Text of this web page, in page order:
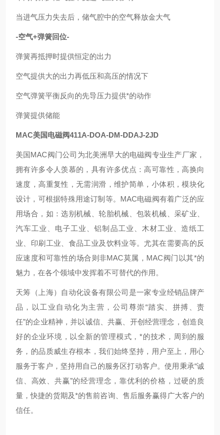
当进气压力失去后，储气腔中的空气释放金大气
-空气+弹簧回位-
弹簧再抵押时提供恒定的出力
空气提供大的出力再低压和高压的情况下
空气弹簧平衡反向的先导压力提供*的动作
弹簧提供储能
MAC美国电磁阀411A-DOA-DM-DDAJ-2JD
美国MAC阀门公司为北美洲早大的电磁阀专业生产厂家，
拥有许多令人羡慕的，具有许多优点：高可靠性，高换向
速度，高重复性，无需润滑，维护简单，小体积，模块化
设计，可根据特殊用途订制等。MAC电磁阀有着广泛的应
用场合，如：选别机械、轮胎机械、包装机械、采矿业、
汽车工业、电子工业、铝制品工业、木材工业、造纸工
业、印刷工业、食品工业及饮料业等。尤其在需要高的反
应速度和可靠性的场合则非MAC莫属，MAC阀门以其*的
魅力，在各个领域中发挥着不可替代的作用。
天筹（上海）自动化设备有限公司是一家专业经销品牌产
品，以工业自动化为主营，公司尊崇“踏实、拼搏、责
任”的企业精神，并以诚信、共赢、开创经营理念，创造良
好的企业环境，以全新的管理模式，*的技术，周到的服
务，的品质威生存根本，我们始终坚持，用户至上，用心
服务于客户，坚持用自己的服务区打动客户。使用秉承“诚
信、高效、共赢”的经营理念，靠优利的价格，过硬的质
量，快捷的货期及*的售前咨询、售后服务赢得广大客户的
信任。